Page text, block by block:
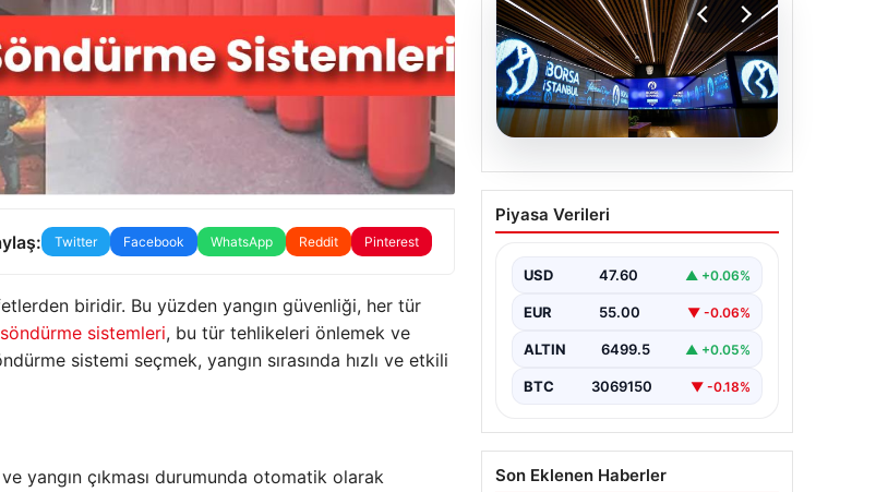
Twitter Facebook WhatsApp Reddit Pinterest
biridir. Bu yüzden yangın güvenliği, her tür
söndürme sistemleri, bu tür tehlikeleri önlemek ve
sistemi seçmek, yangın sırasında hızlı ve etkili
yangın çıkması durumunda otomatik olarak
05.08.2026
Yatırım araçlarının
haftalık performansı
Piyasa Verileri
USD 47.60 ▲ +0.06%
EUR 55.00 ▼ -0.06%
ALTIN 6499.5 ▲ +0.05%
BTC 3069150 ▼ -0.18%
Son Eklenen Haberler